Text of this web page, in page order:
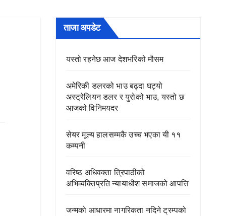
ताजा अपडेट
यस्तो रहनेछ आज देशभरिको मौसम
अमेरिकी डलरको भाउ बढ्दा घट्यो
अस्ट्रेलियन डलर र युरोको भाउ, यस्तो छ
आजको विनिमयदर
सेयर मूल्य हालसम्मकै उच्च भएका यी ११
कम्पनी
वरिष्ठ अधिवक्ता त्रिपाठीको
अभिव्यक्तिप्रति न्यायाधीश समाजको आपत्ति
जन्मको आधारमा नागरिकता नदिने ट्रम्पको